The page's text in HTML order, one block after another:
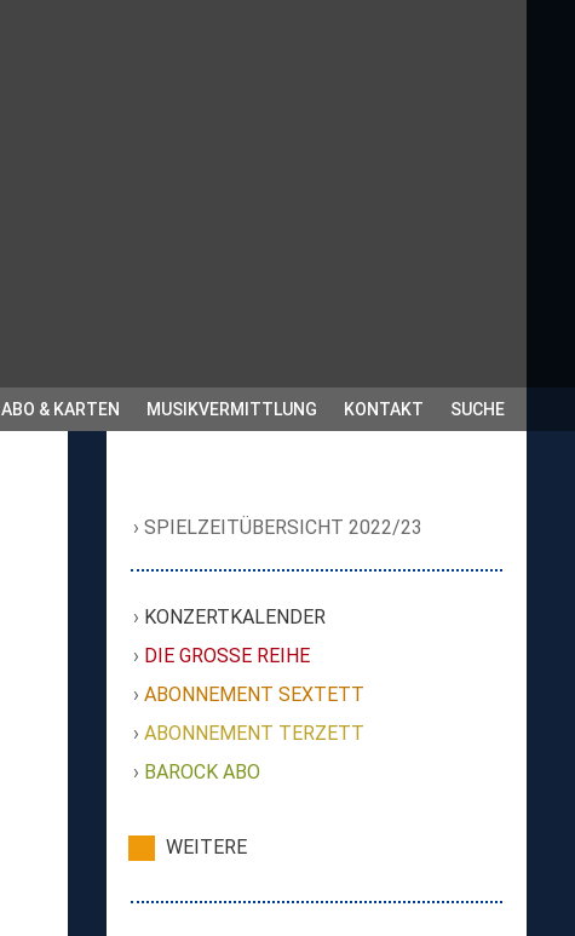
ABO & KARTEN MUSIKVERMITTLUNG KONTAKT SUCHE
SPIELZEITÜBERSICHT 2022/23
KONZERTKALENDER
DIE GROSSE REIHE
ABONNEMENT SEXTETT
ABONNEMENT TERZETT
BAROCK ABO
WEITERE